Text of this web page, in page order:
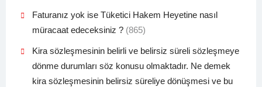
Faturanız yok ise Tüketici Hakem Heyetine nasıl
müracaat edeceksiniz ? (865)
Kira sözleşmesinin belirli ve belirsiz süreli sözleşmeye
dönme durumları söz konusu olmaktadır. Ne demek
kira sözleşmesinin belirsiz süreliye dönüşmesi ve bu